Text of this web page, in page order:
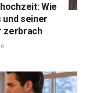
Wie
und seiner
zerbrach